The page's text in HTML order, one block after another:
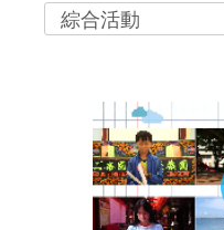
綜合活動